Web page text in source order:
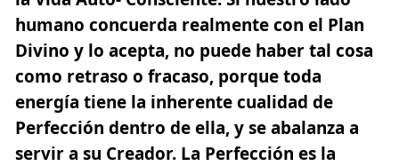
humano concuerda realmente con el Plan
Divino y lo acepta, no puede haber tal cosa
como retraso o fracaso, porque toda
energía tiene la inherente cualidad de
Perfección dentro de ella, y se abalanza a
servir a su Creador. La Perfección es la